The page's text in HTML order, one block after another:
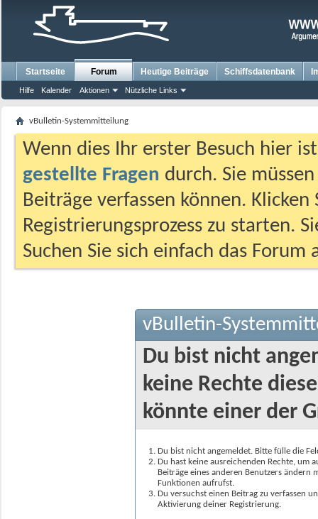
Startseite Forum
Hilfe Kalender Aktionen Nützliche Links
Heutige Beiträge Schiffsdatenbank
vBulletin-Systemmitteilung
Wenn dies Ihr erster Besuch hier
gestellte Fragen durch. Sie
Beiträge verfassen können.
Registrierungsprozess zu starten.
Suchen Sie sich einfach das
vBulletin-
Du bist nicht
keine Rechte
könnte einer der
Du bist nicht angemeldet. Bitte fülle die
Du hast keine ausreichenden Rechte, um
Beiträge eines anderen Benutzers
Funktionen aufrufst.
Du versuchst einen Beitrag zu verfassen
Aktivierung deiner Registrierung.